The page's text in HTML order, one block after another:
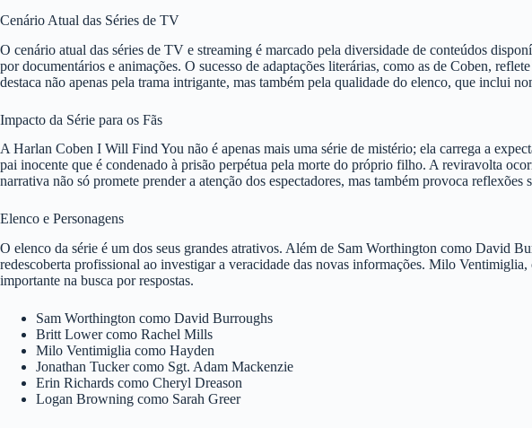
Cenário Atual das Séries de TV
O cenário atual das séries de TV e streaming é marcado pela diversidade de conteúdos
por documentários e animações. O sucesso de adaptações literárias, como as de Coben,
destaca não apenas pela trama intrigante, mas também pela qualidade do elenco, que inclui
Impacto da Série para os Fãs
A Harlan Coben I Will Find You não é apenas mais uma série de mistério; ela carrega a
pai inocente que é condenado à prisão perpétua pela morte do próprio filho. A reviravolta
narrativa não só promete prender a atenção dos espectadores, mas também provoca reflexões
Elenco e Personagens
O elenco da série é um dos seus grandes atrativos. Além de Sam Worthington como David
redescoberta profissional ao investigar a veracidade das novas informações. Milo
importante na busca por respostas.
Sam Worthington como David Burroughs
Britt Lower como Rachel Mills
Milo Ventimiglia como Hayden
Jonathan Tucker como Sgt. Adam Mackenzie
Erin Richards como Cheryl Dreason
Logan Browning como Sarah Greer